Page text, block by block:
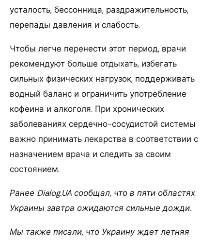
усталость, бессонница, раздражительность,
перепады давления и слабость.
Чтобы легче перенести этот период, врачи
рекомендуют больше отдыхать, избегать
сильных физических нагрузок, поддерживать
водный баланс и ограничить употребление
кофеина и алкоголя. При хронических
заболеваниях сердечно-сосудистой системы
важно принимать лекарства в соответствии с
назначением врача и следить за своим
состоянием.
Ранее Dialog.UA сообщал, что в пяти областях
Украины завтра ожидаются сильные дожди.
Мы также писали, что Украину ждет летняя